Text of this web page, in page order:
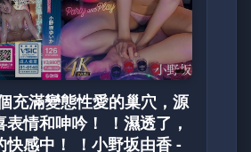
充滿變態性愛的巢穴，源
情和呻吟！ ！濕透了，
快感中！ ！小野坂由香 -